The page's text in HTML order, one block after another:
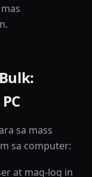
sa mass
sa computer:
at mag-log in